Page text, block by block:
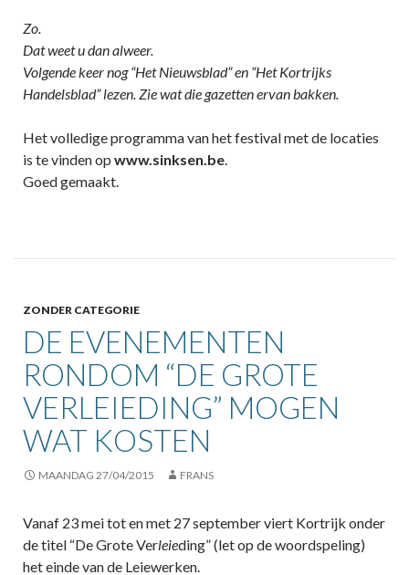
Zo.
Dat weet u dan alweer.
Volgende keer nog “Het Nieuwsblad” en “Het Kortrijks
Handelsblad” lezen. Zie wat die gazetten ervan bakken.
Het volledige programma van het festival met de locaties
is te vinden op www.sinksen.be.
Goed gemaakt.
ZONDER CATEGORIE
DE EVENEMENTEN
RONDOM “DE GROTE
VERLEIEDING” MOGEN
WAT KOSTEN
MAANDAG 27/04/2015 FRANS
Vanaf 23 mei tot en met 27 september viert Kortrijk onder
de titel “De Grote Verleieding” (let op de woordspeling)
het einde van de Leiewerken.